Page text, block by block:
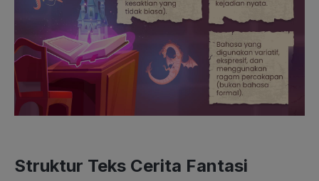
Struktur Teks Cerita Fantasi